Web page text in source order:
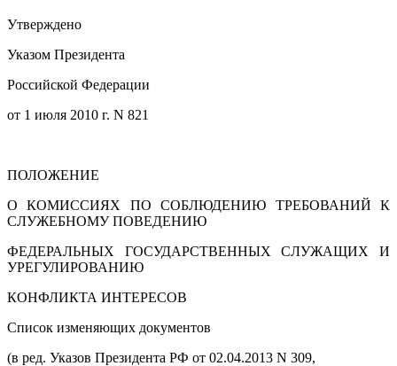
Утверждено
Указом Президента
Российской Федерации
от 1 июля 2010 г. N 821
ПОЛОЖЕНИЕ
О КОМИССИЯХ ПО СОБЛЮДЕНИЮ ТРЕБОВАНИЙ К
СЛУЖЕБНОМУ ПОВЕДЕНИЮ
ФЕДЕРАЛЬНЫХ ГОСУДАРСТВЕННЫХ СЛУЖАЩИХ И
УРЕГУЛИРОВАНИЮ
КОНФЛИКТА ИНТЕРЕСОВ
Список изменяющих документов
(в ред. Указов Президента РФ от 02.04.2013 N 309,